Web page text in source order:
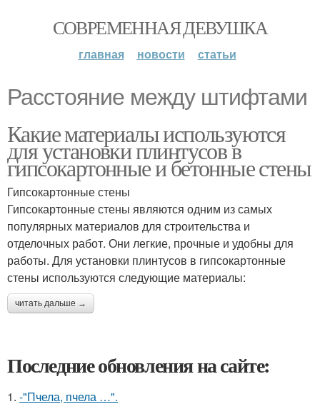
СОВРЕМЕННАЯ ДЕВУШКА
главная новости статьи
Расстояние между штифтами
Какие материалы используются
для установки плинтусов в
гипсокартонные и бетонные стены
Гипсокартонные стены
Гипсокартонные стены являются одним из самых
популярных материалов для строительства и
отделочных работ. Они легкие, прочные и удобны для
работы. Для установки плинтусов в гипсокартонные
стены используются следующие материалы:
читать дальше →
Последние обновления на сайте:
1. -"Пчела, пчела …".